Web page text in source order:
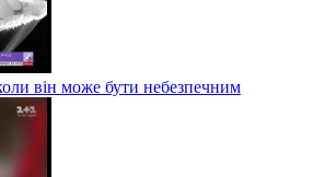
він може бути небезпечним